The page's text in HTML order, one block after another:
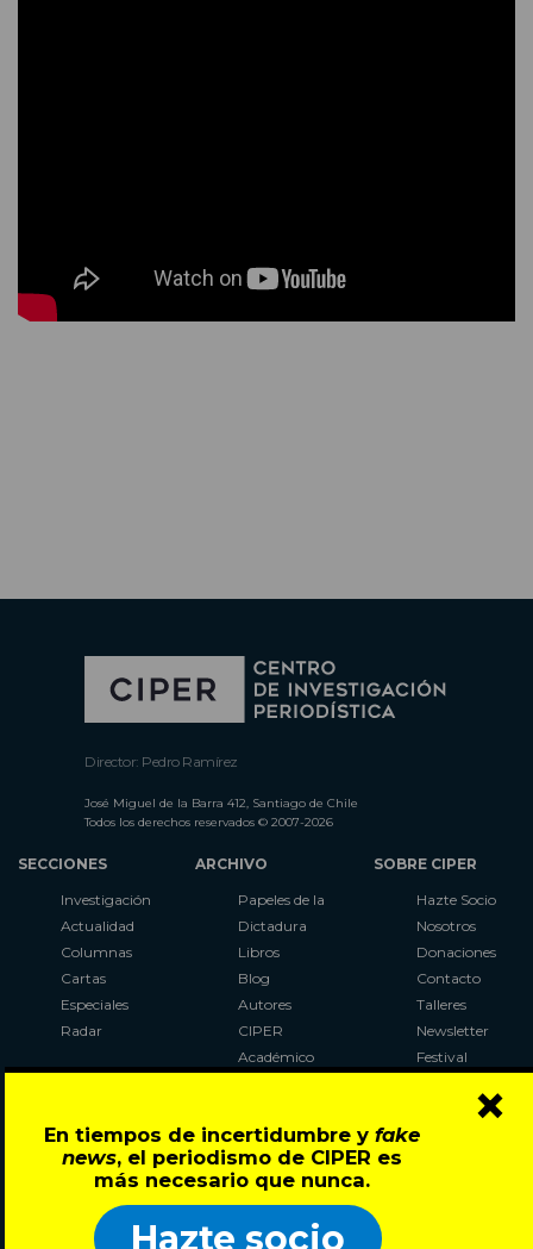
En tiempos de incertidumbre y fake
news, el periodismo de CIPER es
más necesario que nunca.
Hazte socio
×
Director: Pedro Ramírez
José Miguel de la Barra 412, Santiago de Chile
Todos los derechos reservados © 2007-2026
SECCIONES
Investigación
Actualidad
Columnas
Cartas
Especiales
Radar
ARCHIVO
Papeles de la
Dictadura
Libros
Blog
Autores
CIPER
Académico
Al Plebiscito
con CIPER
SOBRE CIPER
Hazte Socio
Nosotros
Donaciones
Contacto
Talleres
Newsletter
Festival